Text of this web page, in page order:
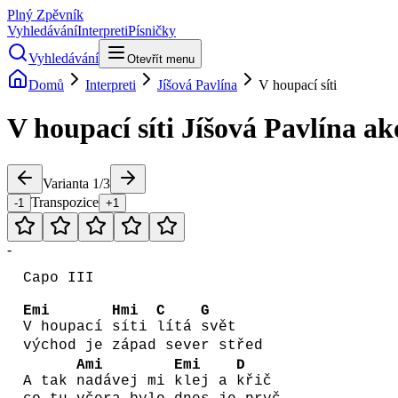
Plný Zpěvník
VyhledáváníInterpretiPísničky
Vyhledávání
Otevřít menu
Domů Interpreti Jíšová Pavlína V houpací síti
V houpací síti Jíšová Pavlína
Varianta 1/3
-1 Transpozice +1
-
Capo III
Emi
V houpací
Hmi
síti
C
lítá
G
svět
východ je západ sever střed
A tak
Ami
nadávej mi
Emi
klej a
D
křič